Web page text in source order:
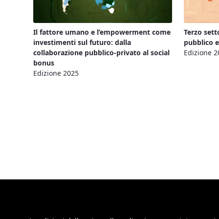
Il fattore umano e l’empowerment come
investimenti sul futuro: dalla
collaborazione pubblico-privato al social
bonus
Edizione 2025
Terzo
pubblico
Edizione